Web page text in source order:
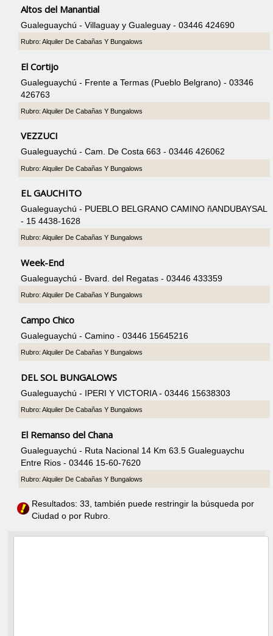
Altos del Manantial
Gualeguaychú - Villaguay y Gualeguay - 03446 424690
Rubro: Alquiler De Cabañas Y Bungalows
El Cortijo
Gualeguaychú - Frente a Termas (Pueblo Belgrano) - 03346
426763
Rubro: Alquiler De Cabañas Y Bungalows
VEZZUCI
Gualeguaychú - Cam. De Costa 663 - 03446 426062
Rubro: Alquiler De Cabañas Y Bungalows
EL GAUCHITO
Gualeguaychú - PUEBLO BELGRANO CAMINO ñANDUBAYSAL
- 15 4438-1628
Rubro: Alquiler De Cabañas Y Bungalows
Week-End
Gualeguaychú - Bvard. del Regatas - 03446 433359
Rubro: Alquiler De Cabañas Y Bungalows
Campo Chico
Gualeguaychú - Camino - 03446 15645216
Rubro: Alquiler De Cabañas Y Bungalows
DEL SOL BUNGALOWS
Gualeguaychú - IPERI Y VICTORIA - 03446 15638303
Rubro: Alquiler De Cabañas Y Bungalows
El Remanso del Chana
Gualeguaychú - Ruta Nacional 14 Km 63.5 Gualeguaychu
Entre Rios - 03446 15-60-7620
Rubro: Alquiler De Cabañas Y Bungalows
Resultados: 33, también puede restringir la búsqueda por
Ciudad o por Rubro.